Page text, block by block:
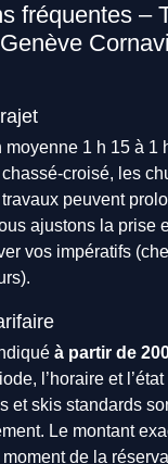
fréquentes –
moyenne 1 h 15 à 1
croisé, les
peuvent
ajustons la prise
vos impératifs
à partir de
l’horaire et l’état
et skis standards
Le montant
de la